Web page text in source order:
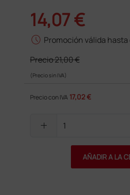
14,07 €
schedule Promoción válida
Precio21,00 €
(Precio sin IVA)
Precio con IVA 17,02 €
add
AÑADIR A LA